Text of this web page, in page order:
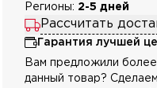
Регионы: 2-5 дней
Рассчитать
Гарантия лучшей
Вам предложили
данный товар?